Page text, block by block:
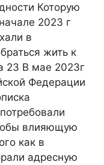
Которую
2023 г
в
жить к
23 В мае 2023г
Федерации
влияющую
как в
адресную